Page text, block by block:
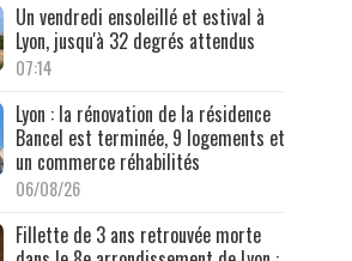
Un vendredi ensoleillé et estival à
Lyon, jusqu'à 32 degrés attendus
07:14
Lyon : la rénovation de la résidence
Bancel est terminée, 9 logements et
un commerce réhabilités
06/08/26
Fillette de 3 ans retrouvée morte